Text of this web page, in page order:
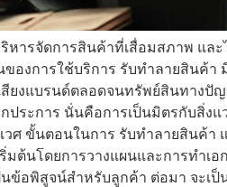
หารจัดการสินค้าที่เสื่อมสภาพ แล
ของการใช้บริการ รับทำลายสินค้
สียงแบรนด์ตลอดจนทรัพย์สินทางปั
ประการ นั่นคือการเป็นมิตรกับสิ่
วศ ขั้นตอนในการ รับทำลายสินค้
มต้นโดยการวางแผนและการทำเ
ข้อพิสูจน์สำหรับลูกค้า ต่อมา จะเ